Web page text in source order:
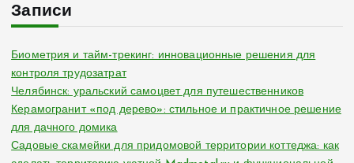
Записи
Биометрия и тайм-трекинг: инновационные решения для
контроля трудозатрат
Челябинск: уральский самоцвет для путешественников
Керамогранит «под дерево»: стильное и практичное решение
для дачного домика
Садовые скамейки для придомовой территории коттеджа: как